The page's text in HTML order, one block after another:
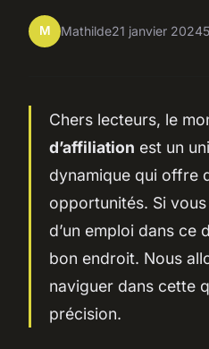
M Mathilde21 janvier 2024
Chers lecteurs, le
d’affiliation est un
dynamique qui offre
opportunités. Si
d’un emploi dans ce
bon endroit. Nous
naviguer dans cette
précision.